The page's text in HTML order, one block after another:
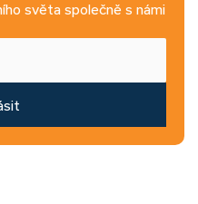
světa společně s námi